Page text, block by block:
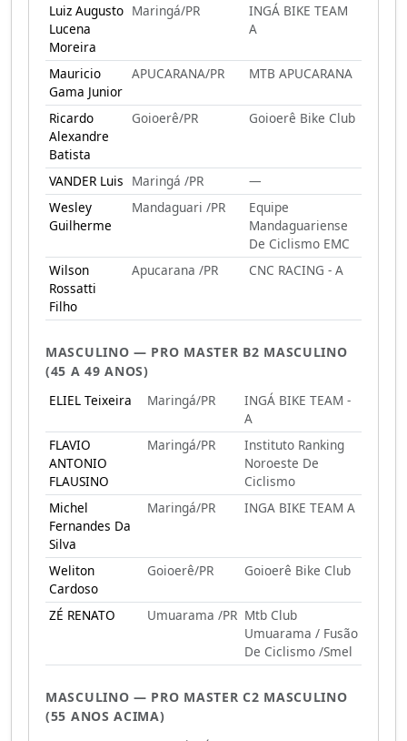
Luiz Augusto
Lucena
Moreira
Maringá/PR
INGÁ BIKE TEAM
A
Mauricio
Gama Junior
APUCARANA/PR MTB APUCARANA
Ricardo
Alexandre
Batista
Goioerê/PR Goioerê Bike Club
VANDER Luis Maringá /PR
—
Wesley
Guilherme
Mandaguari /PR
Equipe
Mandaguariense
De Ciclismo EMC
Wilson
Rossatti
Filho
Apucarana /PR CNC RACING - A
MASCULINO — PRO MASTER B2 MASCULINO
(45 A 49 ANOS)
ELIEL Teixeira
Maringá/PR
INGÁ BIKE TEAM -
A
FLAVIO
ANTONIO
FLAUSINO
Maringá/PR
Instituto Ranking
Noroeste De
Ciclismo
Michel
Fernandes Da
Silva
Maringá/PR INGA BIKE TEAM A
Weliton
Cardoso
Goioerê/PR Goioerê Bike Club
ZÉ RENATO Umuarama /PR Mtb Club
Umuarama / Fusão
De Ciclismo /Smel
MASCULINO — PRO MASTER C2 MASCULINO
(55 ANOS ACIMA)